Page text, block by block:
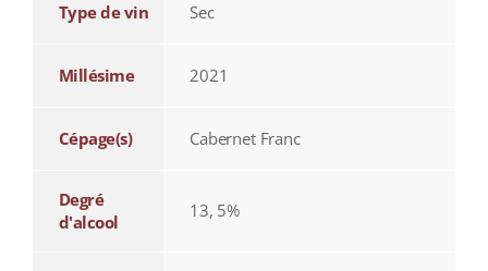
Type de vin Sec
Millésime 2021
Cépage(s) Cabernet Franc
Degré
d'alcool
13, 5%